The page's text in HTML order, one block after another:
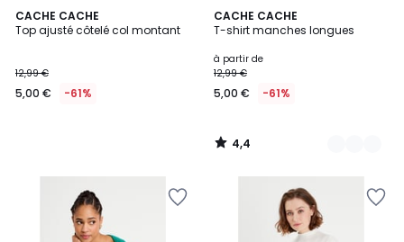
CACHE CACHE
Top ajusté côtelé col montant
€
au
réduction
12,99 €
5,00 € -61%
CACHE CACHE
T-shirt manches longues
à partir de
12,99 €
5,00 € -61%
4,4
/ 5
3
Couleurs
4,4
/